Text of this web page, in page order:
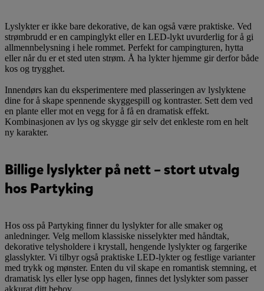
Lyslykter er ikke bare dekorative, de kan også være praktiske. Ved
strømbrudd er en campinglykt eller en LED-lykt uvurderlig for å gi
allmennbelysning i hele rommet. Perfekt for campingturen, hytta
eller når du er et sted uten strøm. Å ha lykter hjemme gir derfor både
kos og trygghet.
Innendørs kan du eksperimentere med plasseringen av lyslyktene
dine for å skape spennende skyggespill og kontraster. Sett dem ved
en plante eller mot en vegg for å få en dramatisk effekt.
Kombinasjonen av lys og skygge gir selv det enkleste rom en helt
ny karakter.
Billige lyslykter på nett – stort utvalg
hos Partyking
Hos oss på Partyking finner du lyslykter for alle smaker og
anledninger. Velg mellom klassiske nisselykter med håndtak,
dekorative telysholdere i krystall, hengende lyslykter og fargerike
glasslykter. Vi tilbyr også praktiske LED-lykter og festlige varianter
med trykk og mønster. Enten du vil skape en romantisk stemning, et
dramatisk lys eller lyse opp hagen, finnes det lyslykter som passer
akkurat ditt behov.